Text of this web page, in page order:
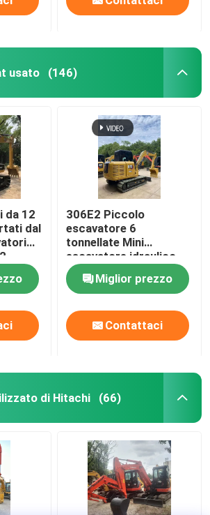
usato (146)
da 12
dal
306E2 Piccolo
escavatore 6
tonnellate Mini
escavatore idraulico
Miglior prezzo
Contattaci
di Hitachi (66)